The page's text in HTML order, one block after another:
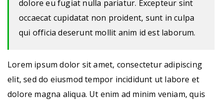
dolore eu fugiat nulla pariatur. Excepteur sint
occaecat cupidatat non proident, sunt in culpa
qui officia deserunt mollit anim id est laborum.
Lorem ipsum dolor sit amet, consectetur adipiscing
elit, sed do eiusmod tempor incididunt ut labore et
dolore magna aliqua. Ut enim ad minim veniam, quis